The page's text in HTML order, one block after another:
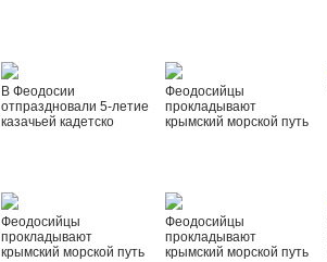
В Феодосии
отпраздновали 5-летие
казачьей кадетско
Феодосийцы
прокладывают
крымский морской путь
Феодосийцы
прокладывают
крымский морской путь
Феодосийцы
прокладывают
крымский морской путь